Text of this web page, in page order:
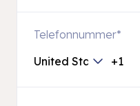
Telefonnummer*